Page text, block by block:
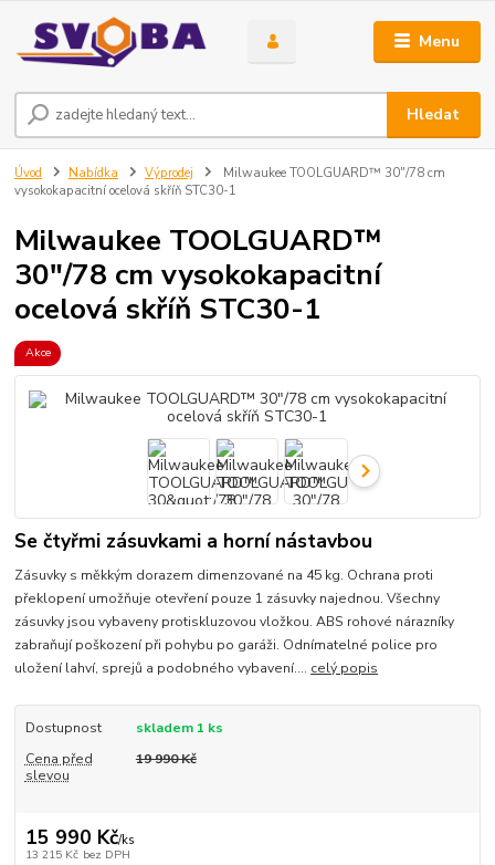
Menu
Hledat
Úvod Nabídka Výprodej
Milwaukee TOOLGUARD™ 30"/78 cm
vysokokapacitní ocelová skříň STC30-1
Milwaukee TOOLGUARD™
30"/78 cm vysokokapacitní
ocelová skříň STC30-1
Akce
Se čtyřmi zásuvkami a horní nástavbou
Zásuvky s měkkým dorazem dimenzované na 45 kg. Ochrana proti
překlopení umožňuje otevření pouze 1 zásuvky najednou. Všechny
zásuvky jsou vybaveny protiskluzovou vložkou. ABS rohové nárazníky
zabraňují poškození při pohybu po garáži. Odnímatelné police pro
uložení lahví, sprejů a podobného vybavení.... celý popis
Dostupnost
skladem 1 ks
Cena před
slevou
19 990 Kč
15 990 Kč/ks
13 215 Kč bez DPH